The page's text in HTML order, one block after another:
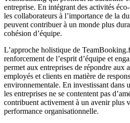
entreprise. En intégrant des activités
les collaborateurs à l’importance de la
peuvent contribuer à un monde plus
cohésion d’équipe.
L’approche holistique de
renforcement de l’esprit d’équipe et
permet aux entreprises de répondre aux
employés et clients en matière de
environnementale. En investissant dans
les entreprises ne se contentent pas
contribuent activement à un avenir plus
performance organisationnelle.